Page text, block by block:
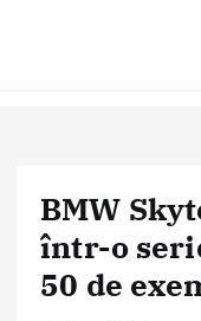
BMW
într-o
50 de